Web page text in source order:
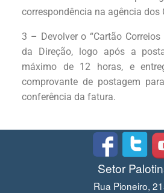
correspondência na agência dos
3 – Devolver o “Cartão Correios
da Direção, logo após a
máximo de 12 horas, e
comprovante de postagem
conferência da fatura.
Setor
Rua Pioneiro,